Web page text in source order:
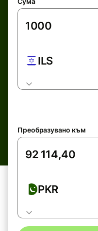
ILS
Преобразувано към
PKR